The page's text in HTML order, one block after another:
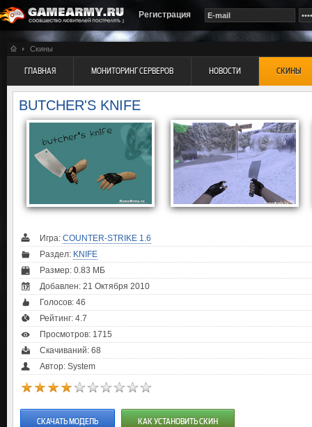
Регистрация
Скины
ГЛАВНАЯ МОНИТОРИНГ СЕРВЕРОВ НОВОСТИ СКИНЫ
BUTCHER'S KNIFE
Игра: COUNTER-STRIKE 1.6
Раздел: KNIFE
Размер: 0.83 МБ
Добавлен: 21 Октября 2010
Голосов: 46
Рейтинг: 4.7
Просмотров: 1715
Скачиваний: 68
Автор: System
СКАЧАТЬ МОДЕЛЬ КАК УСТАНОВИТЬ СКИН